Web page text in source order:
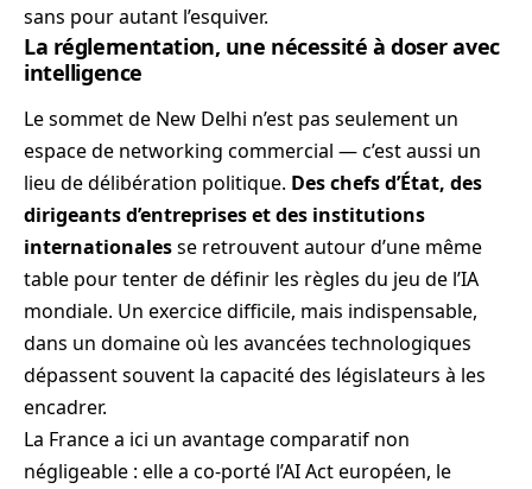
sans pour autant l’esquiver.
La réglementation, une nécessité à doser avec
intelligence
Le sommet de New Delhi n’est pas seulement un
espace de networking commercial — c’est aussi un
lieu de délibération politique. Des chefs d’État, des
dirigeants d’entreprises et des institutions
internationalesse retrouvent autour d’une même
table pour tenter de définir les règles du jeu de l’IA
mondiale. Un exercice difficile, mais indispensable,
dans un domaine où les avancées technologiques
dépassent souvent la capacité des législateurs à les
encadrer.
La France a ici un avantage comparatif non
négligeable : elle a co-porté l’AI Act européen, le